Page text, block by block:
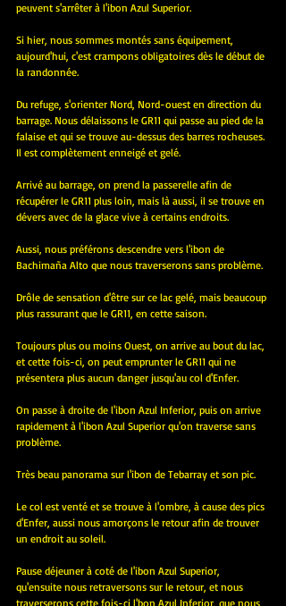
peuvent s'arrêter à l'ibon Azul Superior.
Si hier, nous sommes montés sans équipement,
aujourd'hui, c'est crampons obligatoires dès le début de
la randonnée.
Du refuge, s'orienter Nord, Nord-ouest en direction du
barrage. Nous délaissons le GR11 qui passe au pied de la
falaise et qui se trouve au-dessus des barres rocheuses.
Il est complètement enneigé et gelé.
Arrivé au barrage, on prend la passerelle afin de
récupérer le GR11 plus loin, mais là aussi, il se trouve en
dévers avec de la glace vive à certains endroits.
Aussi, nous préférons descendre vers l'ibon de
Bachimaña Alto que nous traverserons sans problème.
Drôle de sensation d'être sur ce lac gelé, mais beaucoup
plus rassurant que le GR11, en cette saison.
Toujours plus ou moins Ouest, on arrive au bout du lac,
et cette fois-ci, on peut emprunter le GR11 qui ne
présentera plus aucun danger jusqu'au col d'Enfer.
On passe à droite de l'ibon Azul Inferior, puis on arrive
rapidement à l'ibon Azul Superior qu'on traverse sans
problème.
Très beau panorama sur l'ibon de Tebarray et son pic.
Le col est venté et se trouve à l'ombre, à cause des pics
d'Enfer, aussi nous amorçons le retour afin de trouver
un endroit au soleil.
Pause déjeuner à coté de l'ibon Azul Superior,
qu'ensuite nous retraversons sur le retour, et nous
traverserons cette fois-ci l'bon Azul Inferior, que nous